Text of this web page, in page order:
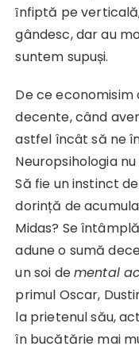
ȋnfiptă pe
gândesc, dar au
suntem supuși.
De ce
decente, când
astfel încât să ne
Neuropsihologia
Să fie un instinct
dorință de
Midas? Se
adune o sumă
un soi demental
primul Oscar,
la prietenul său,
în bucătărie mai